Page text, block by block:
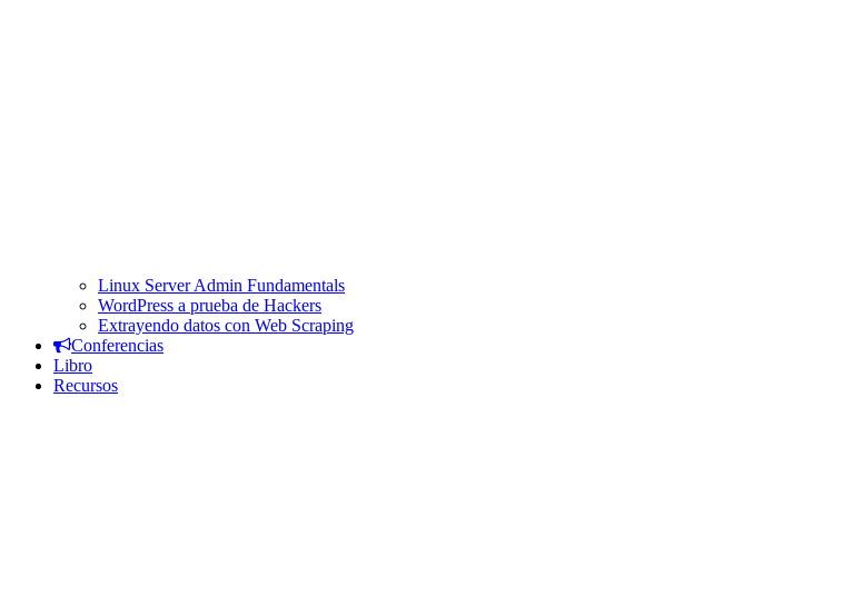
Linux Server Admin Fundamentals
WordPress a prueba de Hackers
Extrayendo datos con Web Scraping
Conferencias
Libro
Recursos